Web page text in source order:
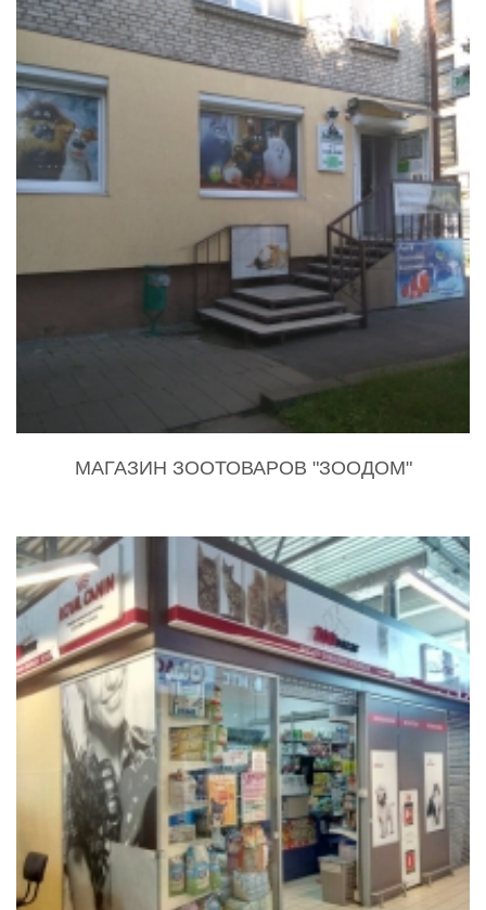
МАГАЗИН ЗООТОВАРОВ "ЗООДОМ"